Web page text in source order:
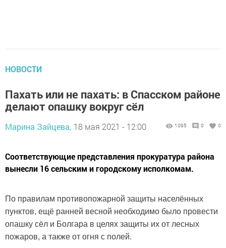
НОВОСТИ
Пахать или не пахать: в Спасском районе
делают опашку вокруг сёл
Марина Зайцева, 18 мая 2021 - 12:00 1095 0 0
Соответствующие представления прокуратура района
вынесли 16 сельским и городскому исполкомам.
По правилам противопожарной защиты населённых
пунктов, ещё ранней весной необходимо было провести
опашку сёл и Болгара в целях защиты их от лесных
пожаров, а также от огня с полей.